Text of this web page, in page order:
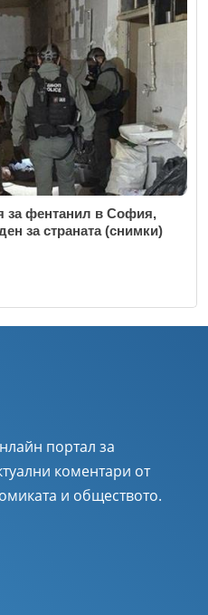
за фентанил в София,
за страната (снимки)
портал за
коментари от
и обществото.